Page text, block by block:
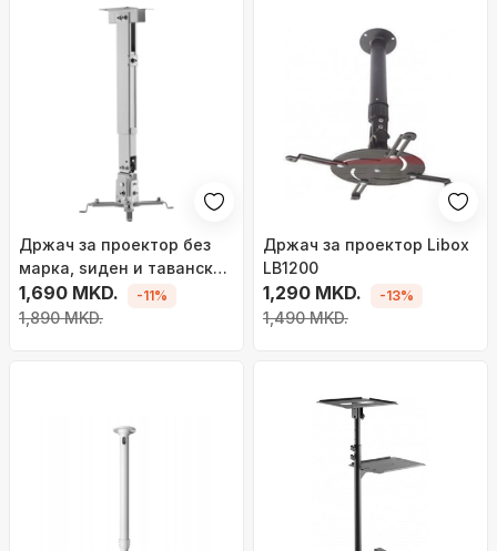
Држач за проектор без
марка, ѕиден и тавански
монтажен, со
прилагодлива рака, 20kg,
1,690 MKD.
1,890 MKD.
-11%
Држач за проектор Libox
LB1200
1,290 MKD.
1,490 MKD.
-13%